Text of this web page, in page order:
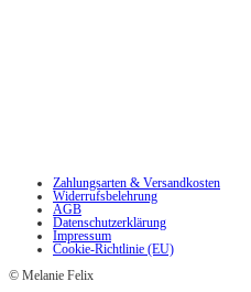
Zahlungsarten & Versandkosten
Widerrufsbelehrung
AGB
Datenschutzerklärung
Impressum
Cookie-Richtlinie (EU)
© Melanie Felix